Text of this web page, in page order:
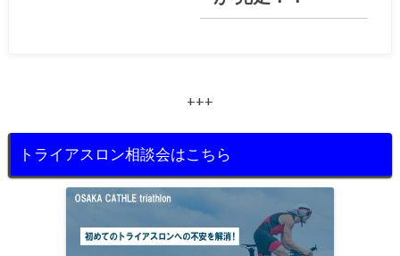
+++
トライアスロン相談会はこちら